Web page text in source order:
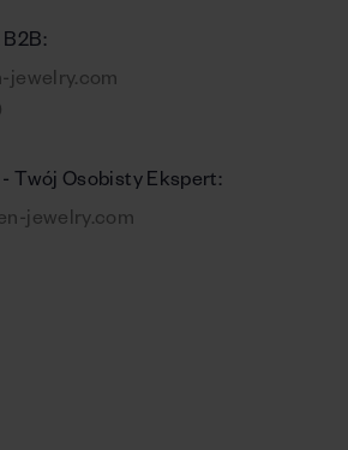
B2B:
jewelry.com
Twój Osobisty Ekspert:
jewelry.com